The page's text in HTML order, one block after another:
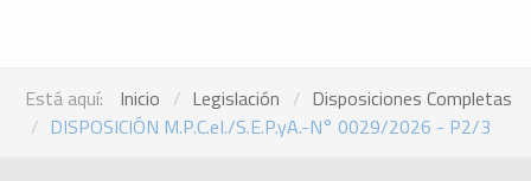
Está aquí: Inicio Legislación
Disposiciones Completas
DISPOSICIÓN M.P.C.eI./S.E.P.yA.-N° 0029/2026 - P2/3